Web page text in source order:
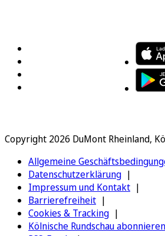
Copyright 2026 DuMont Rheinland,
Allgemeine
Datenschutzerklärung
Impressum und Kontakt
Barrierefreiheit
Cookies & Tracking
Kölnische Rundschau abonnieren